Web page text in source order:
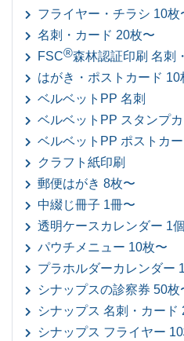
フライヤー・チラシ 10枚
名刺・カード 20枚〜
FSC®森林認証印刷 名刺
はがき・ポストカード 10
ベルベットPP 名刺
ベルベットPP スタンプ
ベルベットPP ポストカ
クラフト紙印刷
郵便はがき 8枚〜
中綴じ冊子 1冊〜
透明ケースカレンダー 1
パウチメニュー 10枚〜
プラホルダーカレンダー
シナップスの診察券 50枚
シナップス 名刺・カード
シナップス フライヤー